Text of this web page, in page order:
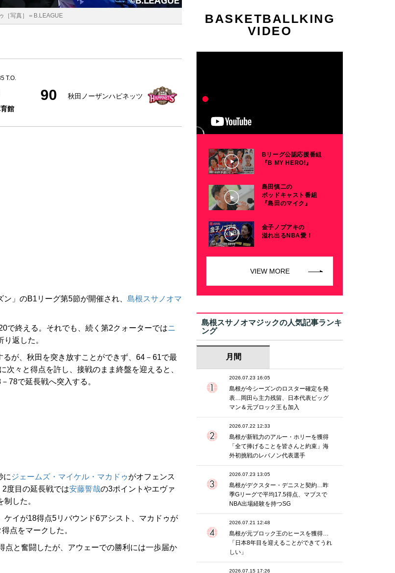
［写真］＝B.LEAGUE
T.O.
館
90 秋田ノーザンハピネッツ
」のB1リーグ第5節が開催され、 島根スサノオマ
で終える。それでも、続く第2クォーターではニ
返した。
るが、秋田を突き放すことができず、64－61で最
に次々と得点を許し、接戦のまま終盤を迎えると、
78で延長戦へ突入する。
に ジェームズ・マイケル・マカドゥ がオフェンス
度目の延長戦では安藤誓哉の3ポイントやエヴァ
した。
イが18得点5リバウンド6アシスト、マカドゥが
点をマークした。
と奮闘したが、アウェーでの勝利には一歩届か
BASKETBALLKING
VIDEO
Bリーグ公認応援番組
『B MY HERO!』
島田慎二の
ポッドキャスト番組
『島田のマイク』
金子ノブアキの
溢れ出るNBA愛！
VIEW MORE
島根スサノオマジックの人気記事ランキ
ング
月間
2026.07.23 16:05
島根が今シーズンのロスター確定を発
表…岡田ら主力残留、日本代表ビッグ
マン＆元ブロック王も加入
2026.07.22 12:33
島根が新戦力のアルー・ホリーを獲得
「全て捧げることを皆さんと約束」海
外初挑戦のレバノン代表選手
2026.07.23 13:05
島根がデクスター・デニスと契約…昨
季Gリーグで平均17.5得点、マブスで
NBA出場経験を持つSG
2026.07.21 12:48
島根が元ブロック王のヒースを獲得…
「日本8年目を迎えることができてうれ
しい」
2026.07.15 17:26